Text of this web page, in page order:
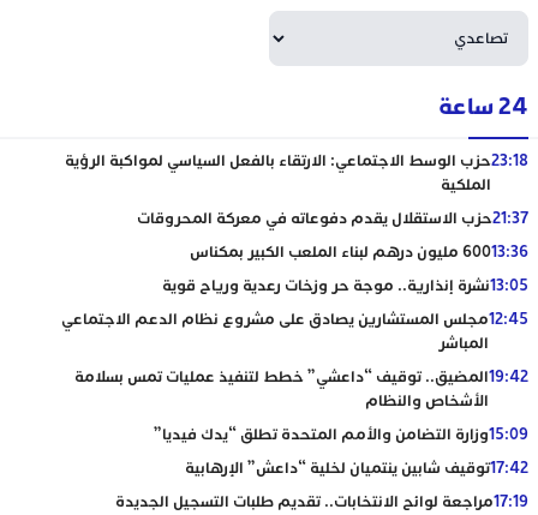
24 ساعة
23:18حزب الوسط الاجتماعي: الارتقاء بالفعل السياسي لمواكبة الرؤية
الملكية
21:37حزب الاستقلال يقدم دفوعاته في معركة المحروقات
13:36600 مليون درهم لبناء الملعب الكبير بمكناس
13:05نشرة إنذارية.. موجة حر وزخات رعدية ورياح قوية
12:45مجلس المستشارين يصادق على مشروع نظام الدعم الاجتماعي
المباشر
19:42المضيق.. توقيف “داعشي” خطط لتنفيذ عمليات تمس بسلامة
الأشخاص والنظام
15:09وزارة التضامن والأمم المتحدة تطلق “يدك فيديا”
17:42توقيف شابين ينتميان لخلية “داعش” الإرهابية
17:19مراجعة لوائح الانتخابات.. تقديم طلبات التسجيل الجديدة